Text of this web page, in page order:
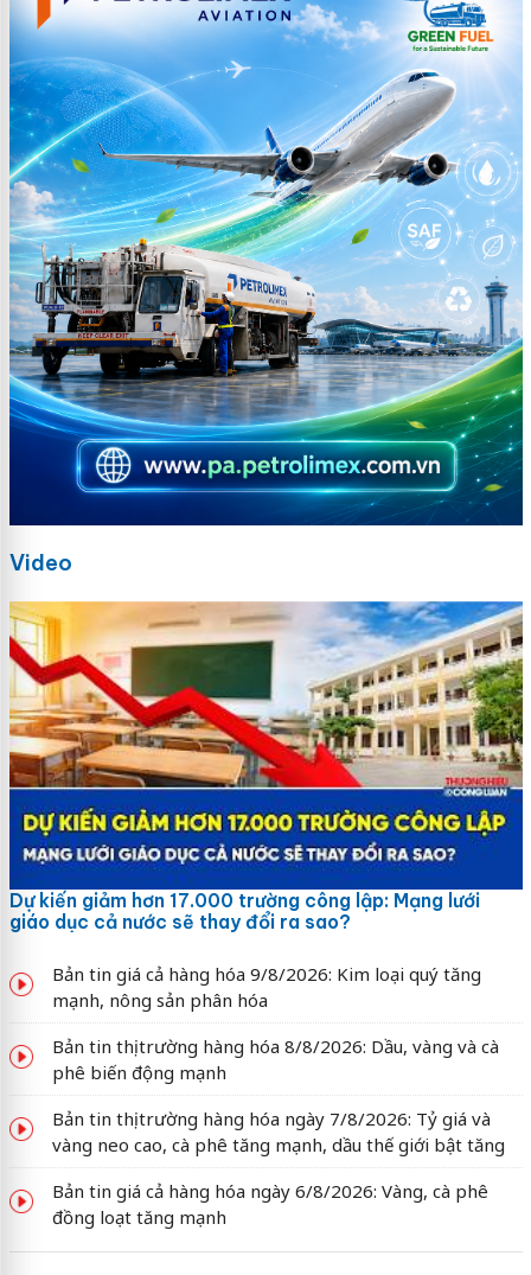
Video
Dự kiến giảm hơn 17.000 trường công lập: Mạng lưới
giáo dục cả nước sẽ thay đổi ra sao?
Bản tin giá cả hàng hóa 9/8/2026: Kim loại quý tăng
mạnh, nông sản phân hóa
Bản tin thị trường hàng hóa 8/8/2026: Dầu, vàng và cà
phê biến động mạnh
Bản tin thị trường hàng hóa ngày 7/8/2026: Tỷ giá và
vàng neo cao, cà phê tăng mạnh, dầu thế giới bật tăng
Bản tin giá cả hàng hóa ngày 6/8/2026: Vàng, cà phê
đồng loạt tăng mạnh